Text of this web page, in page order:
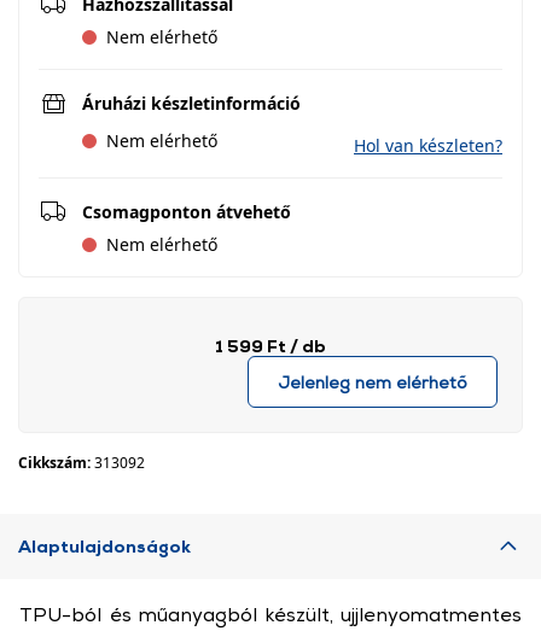
Nem elérhető
Áruházi készletinformáció
Nem elérhető
Hol van készleten?
Csomagponton átvehető
Nem elérhető
1 599 Ft / db
Jelenleg nem elérhető
Cikkszám:313092
Alaptulajdonságok
TPU-ból és műanyagból készült, ujjlenyomatmentes